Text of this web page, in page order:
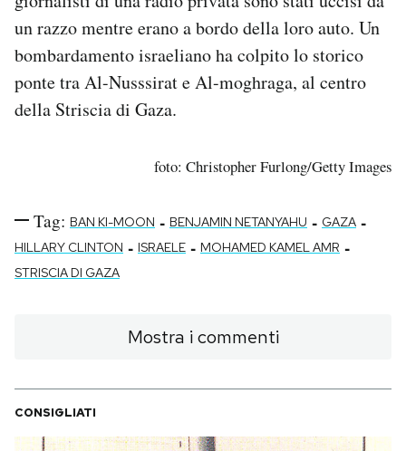
un razzo mentre erano a bordo della loro auto. Un
bombardamento israeliano ha colpito lo storico
ponte tra Al-Nusssirat e Al-moghraga, al centro
della Striscia di Gaza.
foto: Christopher Furlong/Getty Images
Tag: BAN KI-MOON - BENJAMIN NETANYAHU - GAZA -
HILLARY CLINTON - ISRAELE - MOHAMED KAMEL AMR -
STRISCIA DI GAZA
Mostra i commenti
CONSIGLIATI